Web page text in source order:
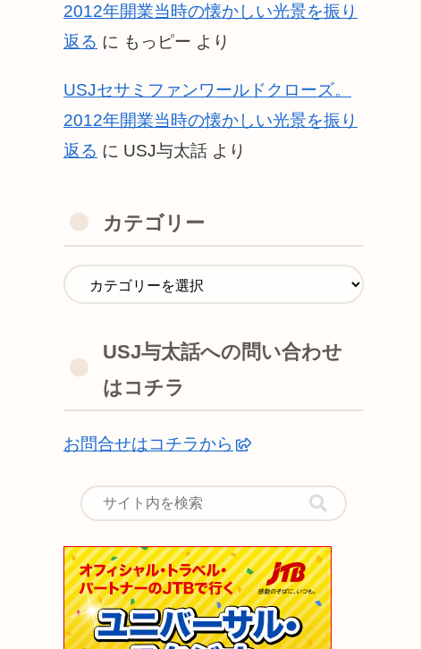
2012年開業当時の懐かしい光景を振り
返る に もっピー より
USJセサミファンワールドクローズ。
2012年開業当時の懐かしい光景を振り
返る に USJ与太話 より
カテゴリー
USJ与太話への問い合わせ
はコチラ
お問合せはコチラから